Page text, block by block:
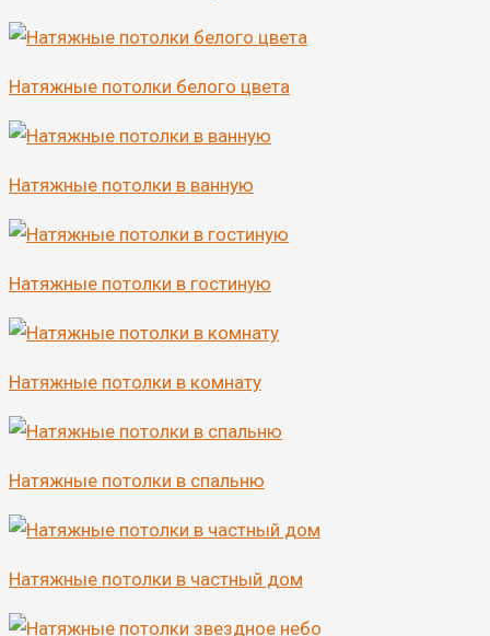
Натяжные потолки белого цвета
Натяжные потолки в ванную
Натяжные потолки в гостиную
Натяжные потолки в комнату
Натяжные потолки в спальню
Натяжные потолки в частный дом